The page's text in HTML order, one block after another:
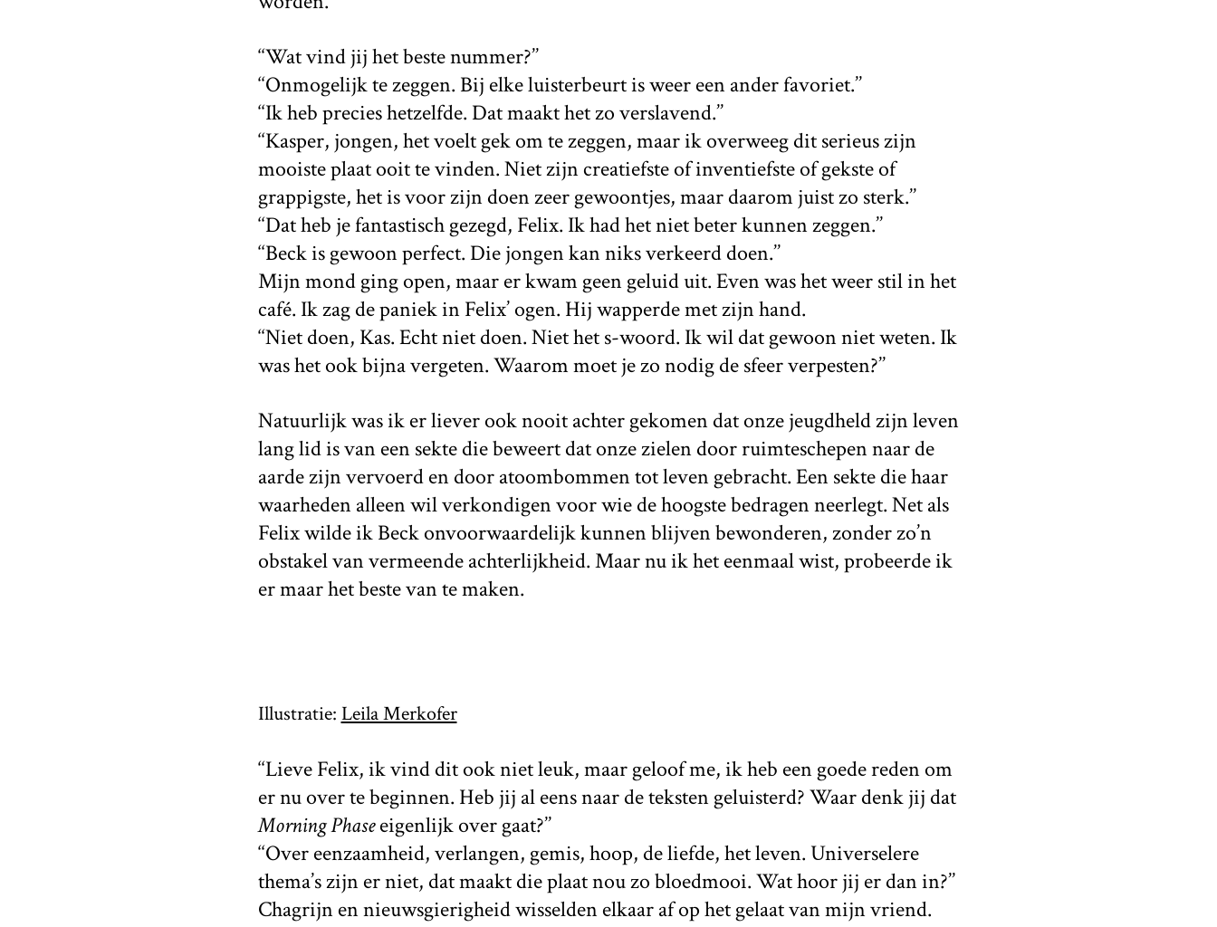
‘‘Wat vind jij het beste nummer?’’
‘‘Onmogelijk te zeggen. Bij elke luisterbeurt is weer een ander favoriet.’’
‘‘Ik heb precies hetzelfde. Dat maakt het zo verslavend.’’
‘‘Kasper, jongen, het voelt gek om te zeggen, maar ik overweeg dit serieus zijn
mooiste plaat ooit te vinden. Niet zijn creatiefste of inventiefste of gekste of
grappigste, het is voor zijn doen zeer gewoontjes, maar daarom juist zo sterk.’’
‘‘Dat heb je fantastisch gezegd, Felix. Ik had het niet beter kunnen zeggen.’’
‘‘Beck is gewoon perfect. Die jongen kan niks verkeerd doen.’’
Mijn mond ging open, maar er kwam geen geluid uit. Even was het weer stil in het
café. Ik zag de paniek in Felix’ ogen. Hij wapperde met zijn hand.
‘‘Niet doen, Kas. Echt niet doen. Niet het s-woord. Ik wil dat gewoon niet weten. Ik
was het ook bijna vergeten. Waarom moet je zo nodig de sfeer verpesten?’’
Natuurlijk was ik er liever ook nooit achter gekomen dat onze jeugdheld zijn leven
lang lid is van een sekte die beweert dat onze zielen door ruimteschepen naar de
aarde zijn vervoerd en door atoombommen tot leven gebracht. Een sekte die haar
waarheden alleen wil verkondigen voor wie de hoogste bedragen neerlegt. Net als
Felix wilde ik Beck onvoorwaardelijk kunnen blijven bewonderen, zonder zo’n
obstakel van vermeende achterlijkheid. Maar nu ik het eenmaal wist, probeerde ik
er maar het beste van te maken.
Illustratie: Leila Merkofer
‘‘Lieve Felix, ik vind dit ook niet leuk, maar geloof me, ik heb een goede reden om
er nu over te beginnen. Heb jij al eens naar de teksten geluisterd? Waar denk jij dat
Morning Phaseeigenlijk over gaat?’’
‘‘Over eenzaamheid, verlangen, gemis, hoop, de liefde, het leven. Universelere
thema’s zijn er niet, dat maakt die plaat nou zo bloedmooi. Wat hoor jij er dan in?’’
Chagrijn en nieuwsgierigheid wisselden elkaar af op het gelaat van mijn vriend.